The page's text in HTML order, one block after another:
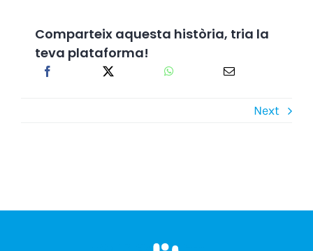
Comparteix aquesta història, tria la
teva plataforma!
Next